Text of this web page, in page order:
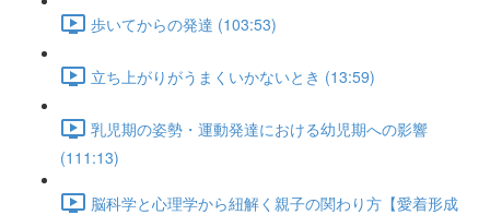
歩いてからの発達 (103:53)
立ち上がりがうまくいかないとき (13:59)
乳児期の姿勢・運動発達における幼児期への影響
(111:13)
脳科学と心理学から紐解く親子の関わり方【愛着形成